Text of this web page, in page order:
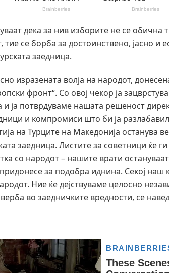
дека за нив изборите не се обична
тие се борба за достоинствено, јасно и
заедница.
изразената волја на народот,
фронт“. Со овој чекор ја
и ја потврдуваме нашата решеност
и компромиси што би ја
на Турците на Македонија останува
заедница. Листите за советници ќе
со народот – нашите врати
придонесе за подобра иднина. Секој наш
Ние ќе дејствуваме целосно
во заедничките вредности, се